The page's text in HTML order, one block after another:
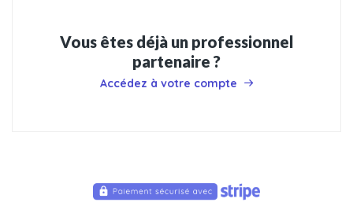
Vous êtes déjà un professionnel
partenaire ?
Accédez à votre compte